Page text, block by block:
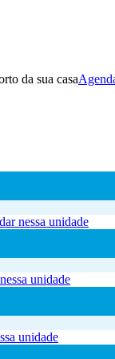
da sua casa
nessa unidade
unidade
unidade